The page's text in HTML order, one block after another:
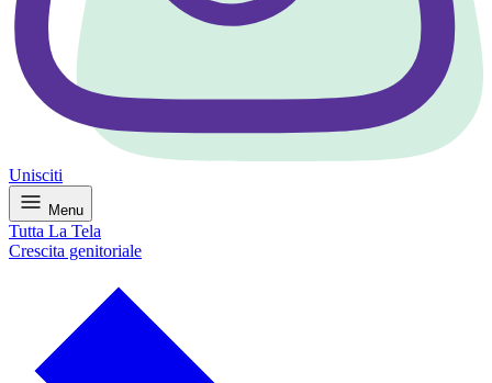
Unisciti
Menu
Tutta La Tela
Crescita genitoriale